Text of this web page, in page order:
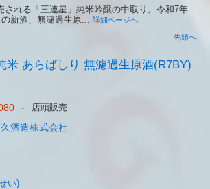
される「三連星」純米吟醸の中取り。令和7年
新酒、無濾過生原... 詳細ページへ
先頭へ
米 あらばしり 無濾過生原酒(R7BY)
- 店頭販売
酒造株式会社
い)